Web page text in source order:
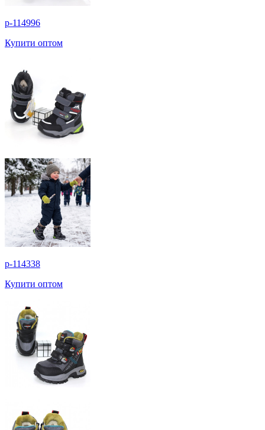
p-114996
Купити оптом
p-114338
Купити оптом